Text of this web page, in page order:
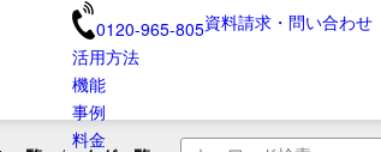
0120-965-805資料請求・問い合わせ
活用方法
機能
事例
料金